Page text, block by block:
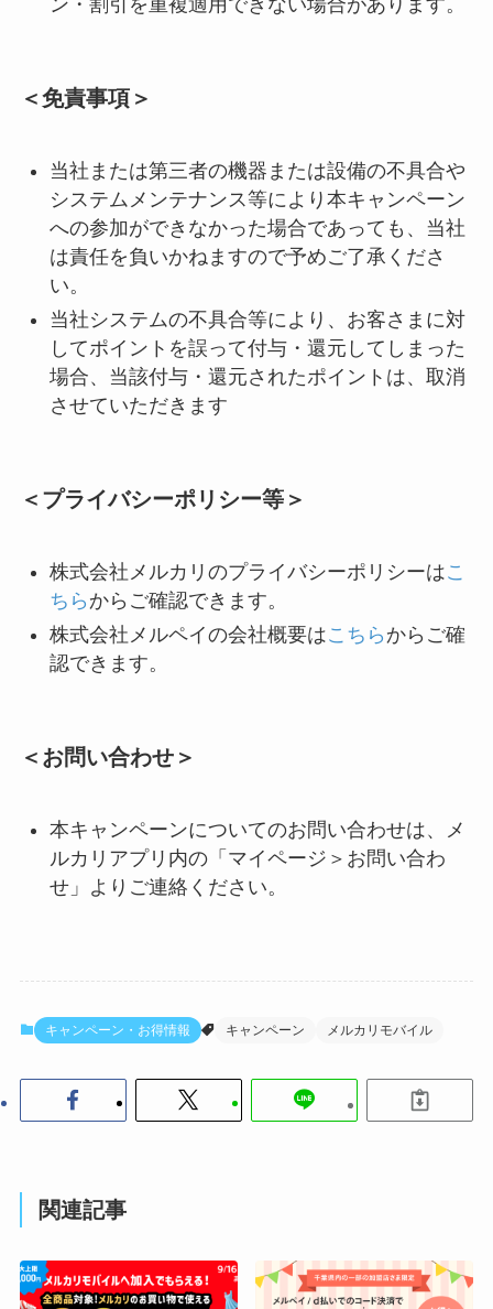
＜免責事項＞
当社または第三者の機器または設備の不具合や
システムメンテナンス等により本キャンペーン
への参加ができなかった場合であっても、当社
は責任を負いかねますので予めご了承くださ
い。
当社システムの不具合等により、お客さまに対
してポイントを誤って付与・還元してしまった
場合、当該付与・還元されたポイントは、取消
させていただきます
＜プライバシーポリシー等＞
株式会社メルカリのプライバシーポリシーはこ
ちら からご確認できます。
株式会社メルペイの会社概要はこちら からご確
認できます。
＜お問い合わせ＞
本キャンペーンについてのお問い合わせは、メ
ルカリアプリ内の「マイページ＞お問い合わ
せ」よりご連絡ください。
キャンペーン・お得情報 キャンペーン メルカリモバイル
関連記事